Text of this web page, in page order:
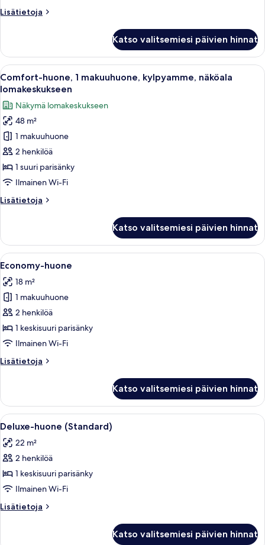
puutarhaan
Lisätietoja
Lisätietoja
comfort-
huone,
näköala
puutarhaan
Katso valitsemiesi päivien hinnat
Avaa
kaikki
huonetyypin
Comfort-
huone,
makuuhuone,
kylpyamme,
näköala
kuvat
Hotellihuone, jossa on sänky, tuoli,
5
Comfort-huone, 1 makuuhuone, kylpyamme, näköala
lomakeskukseen
Näkymä lomakeskukseen
48 m²
1 makuuhuone
2 henkilöä
1 suuri parisänky
Ilmainen Wi-Fi
Lisätietoja
Lisätietoja
1
makuuhuone,
kylpyamme,
lomakeskukseen
Katso valitsemiesi päivien hinnat
Avaa
kaikki
huonetyypin
Economy-
huone
kuvat
Hotellihuone, jossa on sänky, kaksi
4
Economy-huone
18 m²
1 makuuhuone
2 henkilöä
1 keskisuuri parisänky
Ilmainen Wi-Fi
Lisätietoja
Lisätietoja
Katso valitsemiesi päivien hinnat
Avaa
kaikki
huonetyypin
Deluxe-
huone
(Standard)
kuvat
Hotellihuone, jossa on suuri sänky,
6
Deluxe-huone (Standard)
22 m²
2 henkilöä
1 keskisuuri parisänky
Ilmainen Wi-Fi
Lisätietoja
Lisätietoja
Katso valitsemiesi päivien hinnat